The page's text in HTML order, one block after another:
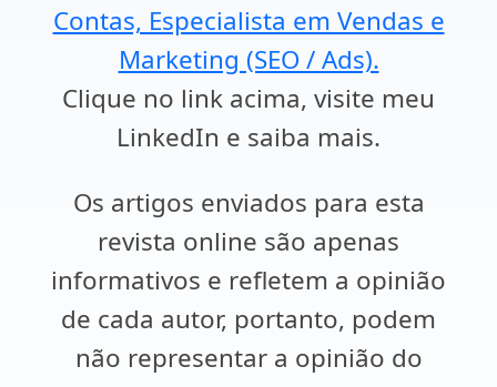
Contas, Especialista em Vendas e
Marketing (SEO / Ads).
Clique no link acima, visite meu
LinkedIn e saiba mais.
Os artigos enviados para esta
revista online são apenas
informativos e refletem a opinião
de cada autor, portanto, podem
não representar a opinião do